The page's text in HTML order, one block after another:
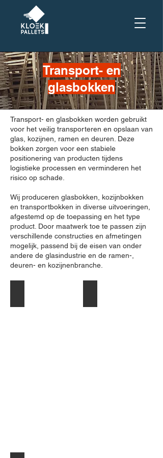
Transport- en
glasbokken
Transport- en glasbokken worden gebruikt
voor het veilig transporteren en opslaan van
glas, kozijnen, ramen en deuren. Deze
bokken zorgen voor een stabiele
positionering van producten tijdens
logistieke processen en verminderen het
risico op schade.
Wij produceren glasbokken, kozijnbokken
en transportbokken in diverse uitvoeringen,
afgestemd op de toepassing en het type
product. Door maatwerk toe te passen zijn
verschillende constructies en afmetingen
mogelijk, passend bij de eisen van onder
andere de glasindustrie en de ramen-,
deuren- en kozijnenbranche.